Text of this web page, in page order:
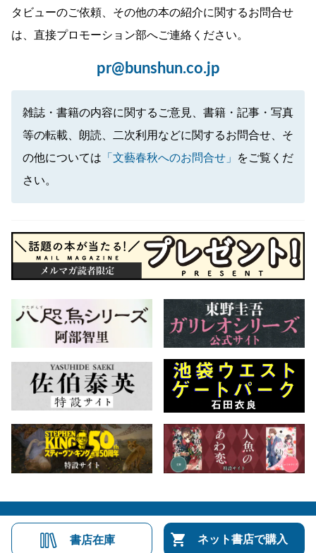
タビューのご依頼、その他の本の紹介に関するお問合せ
は、直接プロモーション部へご連絡ください。
pr@bunshun.co.jp
雑誌・書籍の内容に関するご意見、書籍・記事・写真
等の転載、朗読、二次利用などに関するお問合せ、そ
の他については 「文藝春秋へのお問合せ」
をご覧くだ
さい。
書店在庫 ネット書店で購入
会社概要 自費出版のご案内 お問合せ
株式会社文藝春秋 Number Web CREA WEB